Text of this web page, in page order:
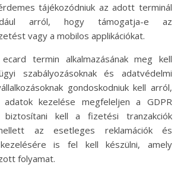
tájékozódniuk az adott terminál
arról, hogy támogatja-e az
vagy a mobilos applikációkat.
termin alkalmazásának meg kell
szabályozásoknak és adatvédelmi
gondoskodniuk kell arról,
kezelése megfeleljen a GDPR
biztosítani kell a fizetési tranzakciók
az esetleges reklamációk és
is fel kell készülni, amely
folyamat.